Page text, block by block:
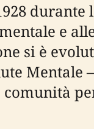
e
si è